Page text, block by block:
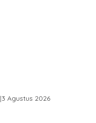
|3 Agustus 2026